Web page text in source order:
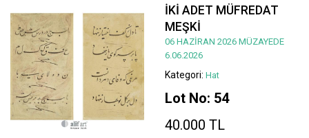
İKİ ADET MÜFREDAT
MEŞKİ
06 HAZİRAN 2026 MÜZAYEDE
6.06.2026
Kategori: Hat
Lot No: 54
40.000 TL